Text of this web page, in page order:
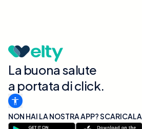
La buona salute
a portata di click.
NON HAI LA NOSTRA APP? SCARICALA